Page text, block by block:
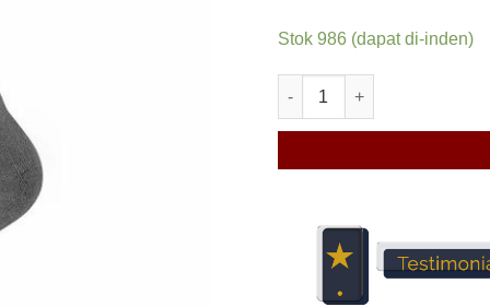
Stok 986 (dapat di-inden)
Kuantitas Kaos Kaki